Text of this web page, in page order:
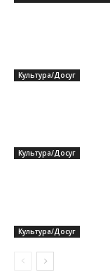
Культура/Досуг
Культура/Досуг
Культура/Досуг